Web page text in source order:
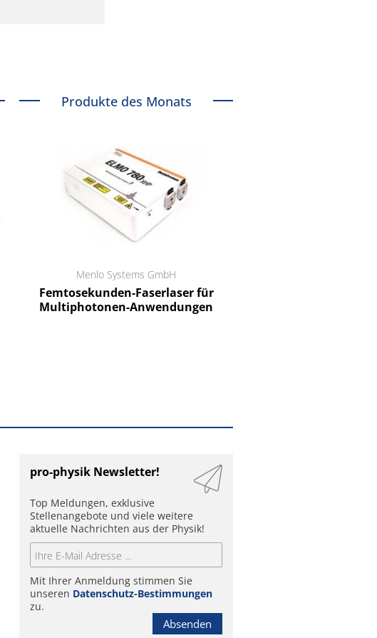
Produkte des Monats
Menlo Systems GmbH
Femtosekunden-Faserlaser für
Multiphotonen-Anwendungen
pro-physik Newsletter!
Top Meldungen, exklusive
Stellenangebote und viele weitere
aktuelle Nachrichten aus der Physik!
Mit Ihrer Anmeldung stimmen Sie
unseren Datenschutz-Bestimmungen
zu.
Absenden